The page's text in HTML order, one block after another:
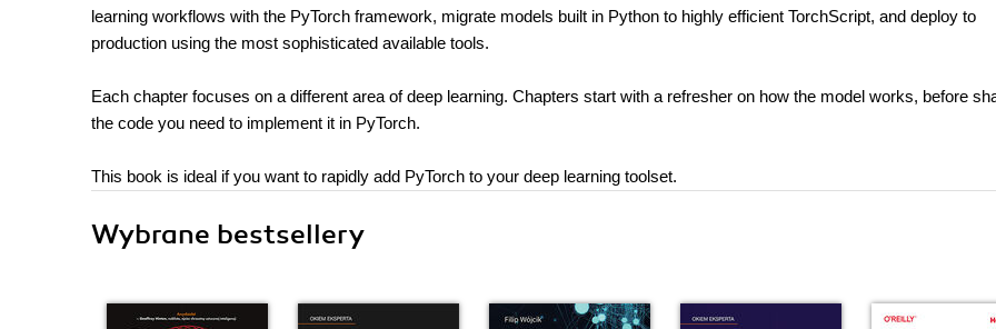
learning workflows with the PyTorch framework, migrate models built in Python to highly efficient TorchScript, and deploy to
production using the most sophisticated available tools.
Each chapter focuses on a different area of deep learning. Chapters start with a refresher on how the model works, before
the code you need to implement it in PyTorch.
This book is ideal if you want to rapidly add PyTorch to your deep learning toolset.
Wybrane bestsellery